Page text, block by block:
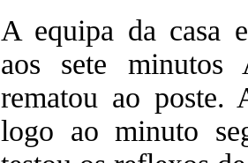
A equipa da casa
aos sete minutos
rematou ao poste.
logo ao minuto